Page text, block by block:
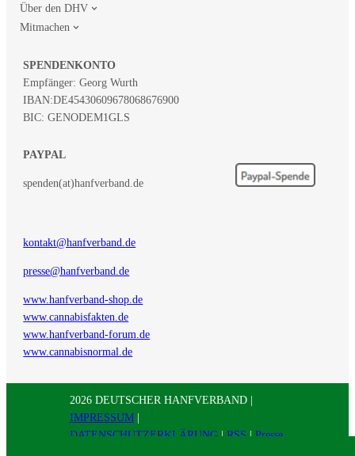
Über den DHV
Mitmachen
SPENDENKONTO
Empfänger: Georg Wurth
IBAN:DE45430609678068676900
BIC: GENODEM1GLS
PAYPAL
spenden(at)hanfverband.de
kontakt@hanfverband.de
presse@hanfverband.de
www.hanfverband-shop.de
www.cannabisfakten.de
www.hanfverband-forum.de
www.cannabisnormal.de
2026 DEUTSCHER HANFVERBAND |
IMPRESSUM |
DATENSCHUTZERKLÄRUNG | RSS | Presse